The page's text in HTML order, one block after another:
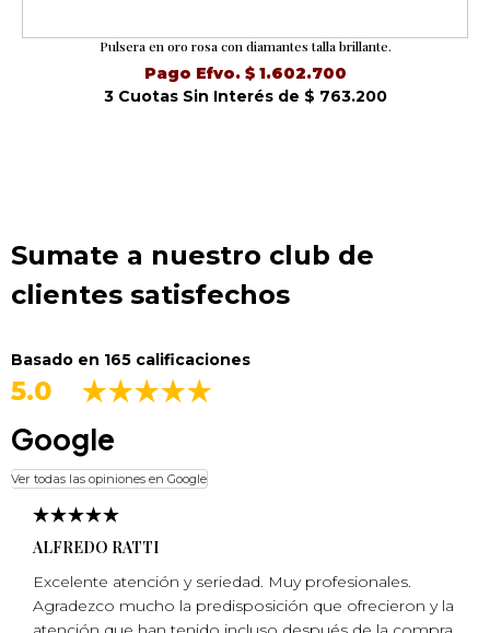
Pulsera en oro rosa con diamantes talla brillante.
Pago Efvo. $ 1.602.700
3 Cuotas Sin Interés de $ 763.200
Sumate a nuestro club de
clientes satisfechos
Basado en 165 calificaciones
5.0
Google
Ver todas las opiniones en Google
ALFREDO RATTI
Excelente atención y seriedad. Muy profesionales.
Agradezco mucho la predisposición que ofrecieron y la